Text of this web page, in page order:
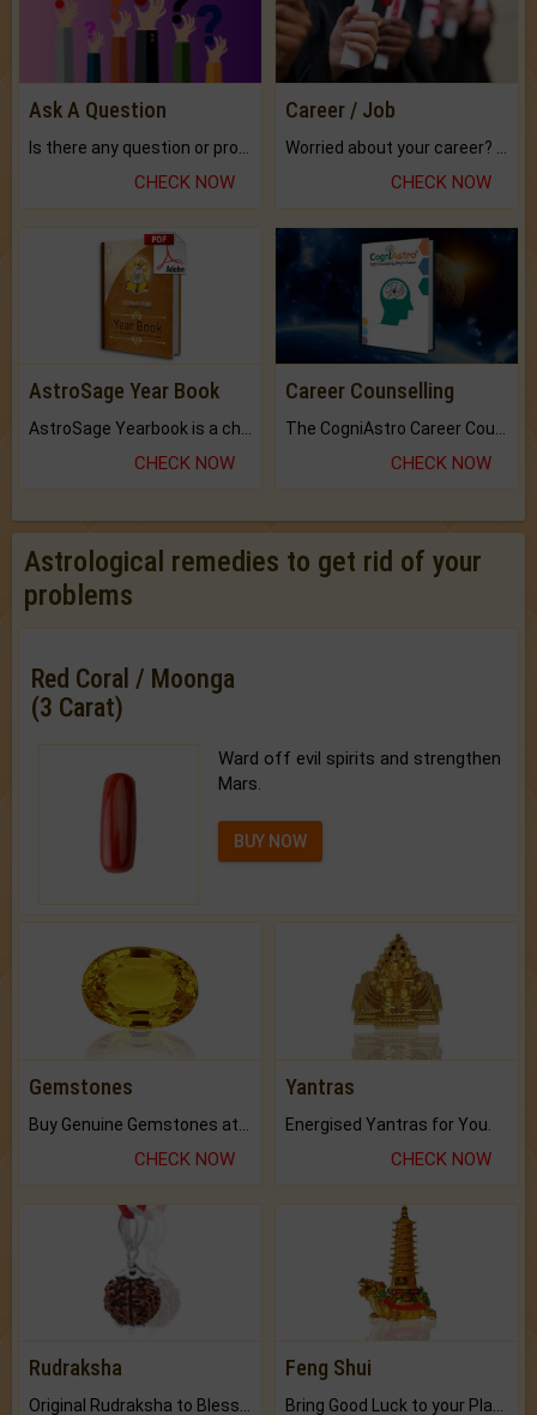
Ask A Question
CHECK NOW
Career / Job
CHECK NOW
AstroSage Year Book
AstroSage Yearbook is a channel to fulfill your dreams and destiny.
CHECK NOW
Career Counselling
The CogniAstro Career Counselling Report is the most comprehensive report available on this topic.
CHECK NOW
Astrological remedies to get rid of your
problems
Red Coral / Moonga
(3 Carat)
Ward off evil spirits and strengthen
Mars.
BUY NOW
Gemstones
CHECK NOW
Yantras
Energised Yantras for You.
CHECK NOW
Rudraksha Feng Shui